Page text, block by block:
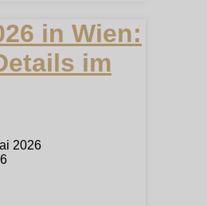
in Wien:
im
2026